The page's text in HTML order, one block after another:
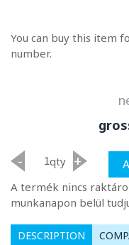
You can buy this item
number.
- qty +
A termék nincs
munkanapon belül
DESCRIPTION